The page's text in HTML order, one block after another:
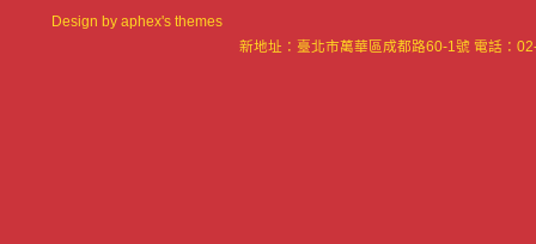
Design by aphex's themes
新地址：臺北市萬華區成都路60-1號 電話：